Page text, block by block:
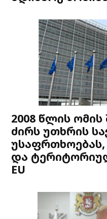
2008 წლის
ძირს უთხრის
უსაფრთხოებას,
და
EU